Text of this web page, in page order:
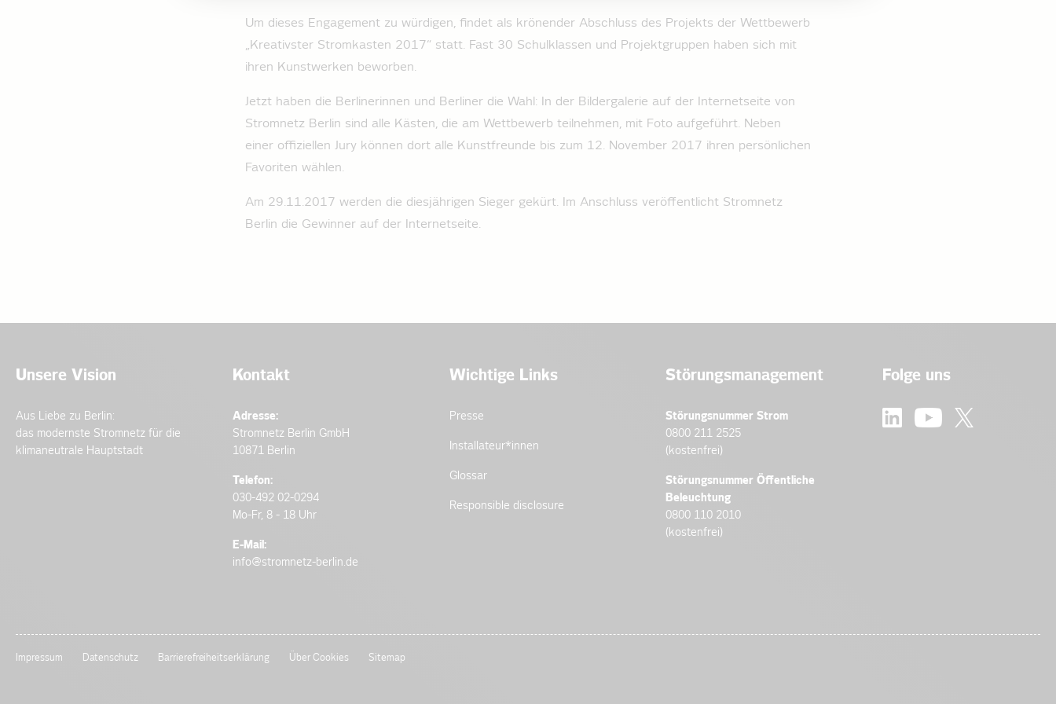
Um dieses Engagement zu würdigen, findet als krönender Abschluss des Projekts der Wettbewerb
„Kreativster Stromkasten 2017“ statt. Fast 30 Schulklassen und Projektgruppen haben sich mit
ihren Kunstwerken beworben.
Jetzt haben die Berlinerinnen und Berliner die Wahl: In der Bildergalerie auf der Internetseite von
Stromnetz Berlin sind alle Kästen, die am Wettbewerb teilnehmen, mit Foto aufgeführt. Neben
einer offiziellen Jury können dort alle Kunstfreunde bis zum 12. November 2017 ihren persönlichen
Favoriten wählen.
Am 29.11.2017 werden die diesjährigen Sieger gekürt. Im Anschluss veröffentlicht Stromnetz
Berlin die Gewinner auf der Internetseite.
Unsere Vision
Aus Liebe zu Berlin:
das modernste Stromnetz für die
klimaneutrale Hauptstadt
Kontakt
Adresse:
Stromnetz Berlin GmbH
10871 Berlin
Telefon:
030-492 02-0294
Mo-Fr, 8 - 18 Uhr
E-Mail:
info@stromnetz-berlin.de
Wichtige Links
Presse
Installateur­*innen
Glossar
Responsible disclosure
Störungsmanagement
Störungsnummer Strom
0800 211 2525
(kostenfrei)
Störungsnummer Öffentliche
Beleuchtung
0800 110 2010
(kostenfrei)
Folge uns
Impressum Datenschutz Barrierefreiheitserklärung Über Cookies Sitemap